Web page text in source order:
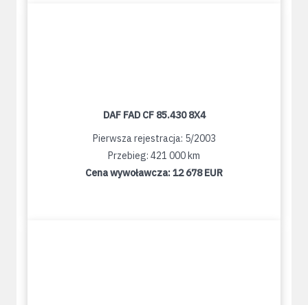
DAF FAD CF 85.430 8X4
Pierwsza rejestracja: 5/2003
Przebieg: 421 000 km
Cena wywoławcza:12 678 EUR